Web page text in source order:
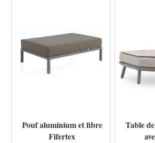
Pouf aluminium et fibre
Fifertex
Table